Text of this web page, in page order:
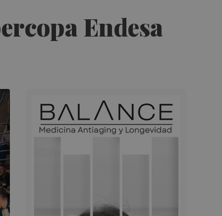
Endesa